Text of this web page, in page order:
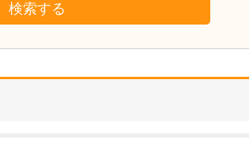
検索する
山村眼科
山村 基成院長取材記事